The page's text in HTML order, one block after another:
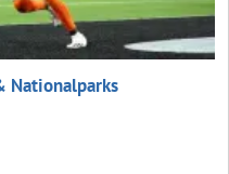
Nationalparks